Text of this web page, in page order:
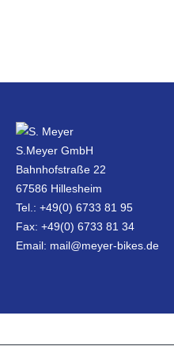
S.Meyer GmbH
Bahnhofstraße 22
67586 Hillesheim
Tel.: +49(0) 6733 81 95
Fax: +49(0) 6733 81 34
Email: mail@meyer-bikes.de